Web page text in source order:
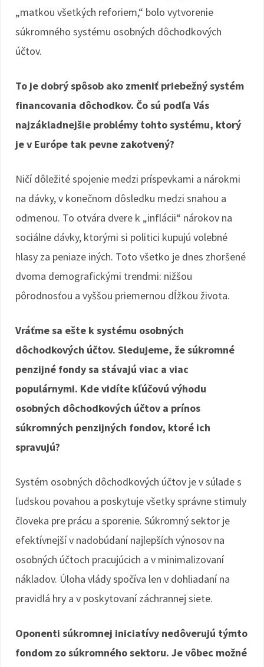
„matkou všetkých reforiem,“ bolo vytvorenie
súkromného systému osobných dôchodkových
účtov.
To je dobrý spôsob ako zmeniť priebežný systém
financovania dôchodkov. Čo sú podľa Vás
najzákladnejšie problémy tohto systému, ktorý
je v Európe tak pevne zakotvený?
Ničí dôležité spojenie medzi príspevkami a nárokmi
na dávky, v konečnom dôsledku medzi snahou a
odmenou. To otvára dvere k „inflácii“ nárokov na
sociálne dávky, ktorými si politici kupujú volebné
hlasy za peniaze iných. Toto všetko je dnes zhoršené
dvoma demografickými trendmi: nižšou
pôrodnosťou a vyššou priemernou dĺžkou života.
Vráťme sa ešte k systému osobných
dôchodkových účtov. Sledujeme, že súkromné
penzijné fondy sa stávajú viac a viac
populárnymi. Kde vidíte kľúčovú výhodu
osobných dôchodkových účtov a prínos
súkromných penzijných fondov, ktoré ich
spravujú?
Systém osobných dôchodkových účtov je v súlade s
ľudskou povahou a poskytuje všetky správne stimuly
človeka pre prácu a sporenie. Súkromný sektor je
efektívnejší v nadobúdaní najlepších výnosov na
osobných účtoch pracujúcich a v minimalizovaní
nákladov. Úloha vlády spočíva len v dohliadaní na
pravidlá hry a v poskytovaní záchrannej siete.
Oponenti súkromnej iniciatívy nedôverujú týmto
fondom zo súkromného sektoru. Je vôbec možné